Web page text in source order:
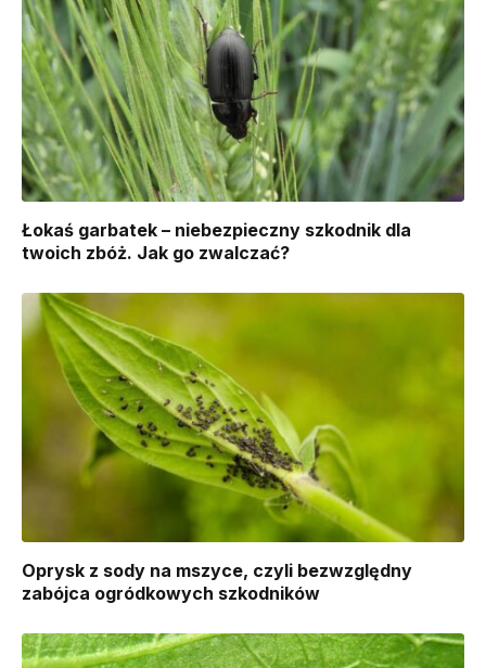
Łokaś garbatek – niebezpieczny szkodnik dla
twoich zbóż. Jak go zwalczać?
Oprysk z sody na mszyce, czyli bezwzględny
zabójca ogródkowych szkodników